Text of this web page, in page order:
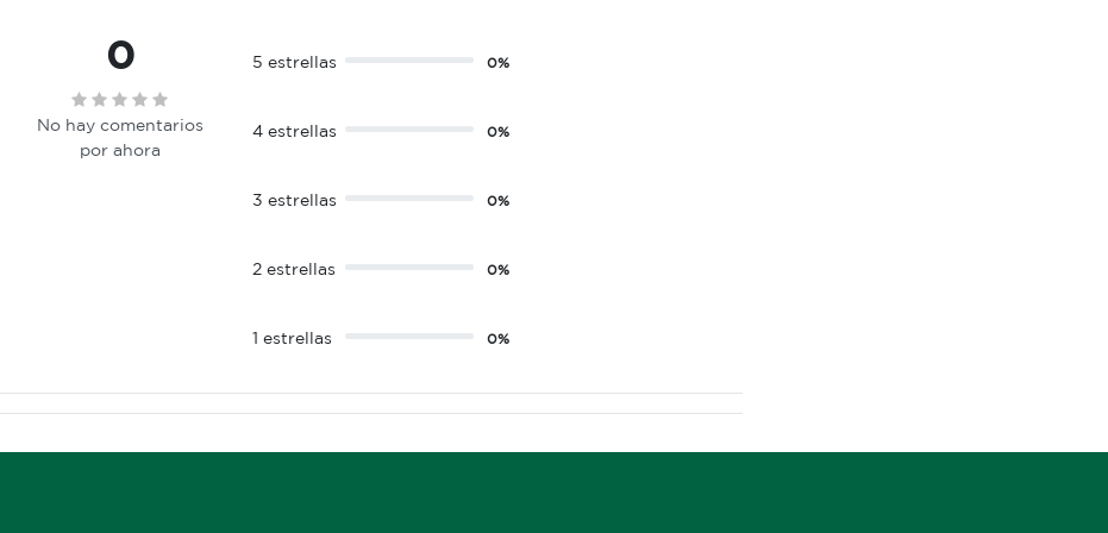
0
No hay comentarios
por ahora
5 estrellas 0%
4 estrellas 0%
3 estrellas 0%
2 estrellas 0%
1 estrellas 0%